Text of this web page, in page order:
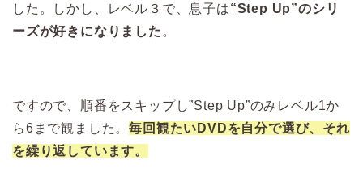
した。しかし、レベル３で、息子は“Step Up”のシリ
ーズが好きになりました 。
ですので、順番をスキップし”Step Up”のみレベル1か
ら6まで観ました。毎回観たいDVDを自分で選び、それ
を繰り返しています。